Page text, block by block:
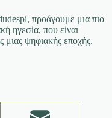
προάγουμε μια πιο
ηγεσία, που είναι
μιας ψηφιακής εποχής.